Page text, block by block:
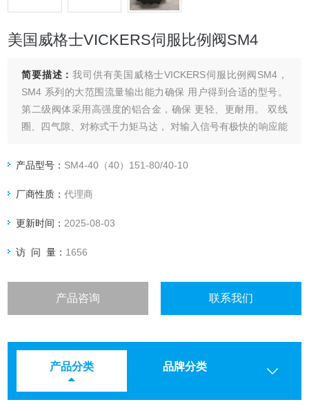
美国威格士VICKERS伺服比例阀SM4
简要描述：我司供有美国威格士VICKERS伺服比例阀SM4，
SM4 系列的大范围流量输出能力确保 用户得到合适的型号。
第二级阀体采用高强度的铝合金，确保 更轻、更耐用。 双线
圈、四气隙、对称式干力矩马达， 对输入信号有极快的响应能
产品型号： SM4-40（40）151-80/40-10
厂商性质：代理商
更新时间： 2025-08-03
访 问 量： 1656
产品咨询 联系我们
产品分类 品牌分类